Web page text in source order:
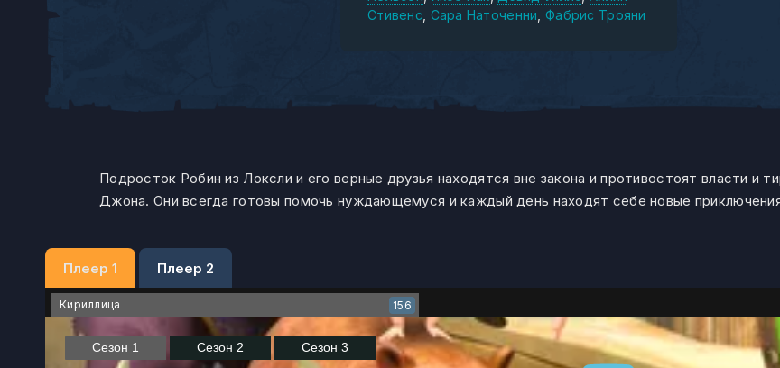
Стивенс Сара Наточенни Фабрис Трояни
Подросток Робин из Локсли и его верные друзья находятся вне закона и противостоят власти и
Джона. Они всегда готовы помочь нуждающемуся и каждый день находят себе новые
Плеер 1 Плеер 2
Кириллица 156